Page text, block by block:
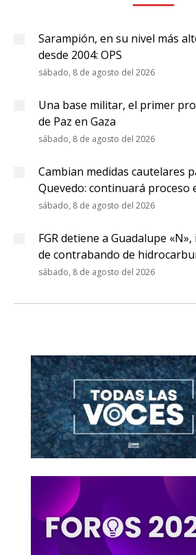
Sarampión, en su nivel más
desde 2004: OPS
sábado, 8 de agosto del 2026
Una base militar, el primer
de Paz en Gaza
sábado, 8 de agosto del 2026
Cambian medidas cautelares
Quevedo: continuará proceso
sábado, 8 de agosto del 2026
FGR detiene a Guadalupe
de contrabando de
sábado, 8 de agosto del 2026